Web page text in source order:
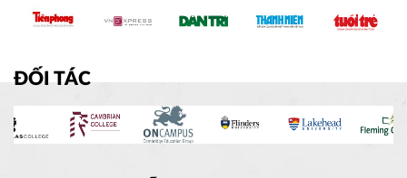
ĐỐI TÁC